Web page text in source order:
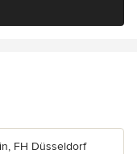
FH Düsseldorf